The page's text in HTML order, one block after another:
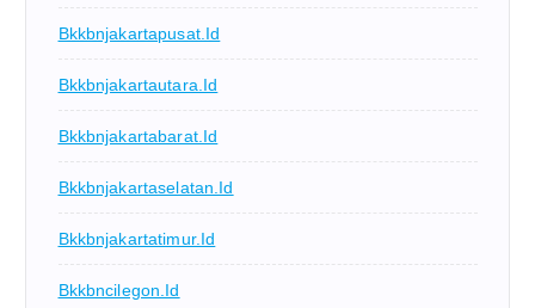
Bkkbnjakartapusat.id
Bkkbnjakartautara.id
Bkkbnjakartabarat.id
Bkkbnjakartaselatan.id
Bkkbnjakartatimur.id
Bkkbncilegon.id